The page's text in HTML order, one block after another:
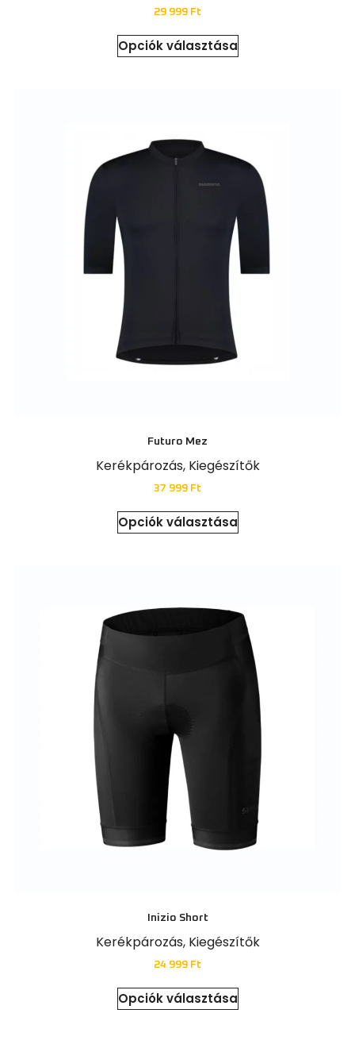
29 999 Ft
Opciók választása
Futuro Mez
Kerékpározás, Kiegészítők
37 999 Ft
Opciók választása
Inizio Short
Kerékpározás, Kiegészítők
24 999 Ft
Opciók választása